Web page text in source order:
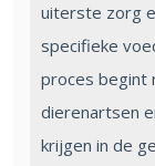
uiterste zorg
specifieke
proces begint
dierenartsen
krijgen in de